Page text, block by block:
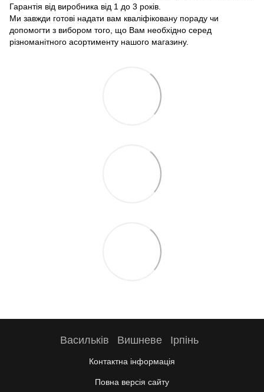
Гарантія від виробника від 1 до 3 років.
Ми завжди готові надати вам кваліфіковану пораду чи
допомогти з вибором того, що Вам необхідно серед
різноманітного асортименту нашого магазину.
Васильків Вишневе Ірпінь
Контактна інформація
Повна версія сайту